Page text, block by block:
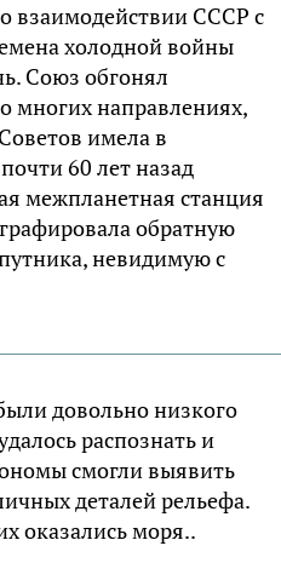
взаимодействии СССР с
холодной войны
Союз обгонял
многих направлениях,
имела в
60 лет назад
межпланетная станция
обратную
невидимую с
довольно низкого
распознать и
смогли выявить
деталей рельефа.
оказались моря..